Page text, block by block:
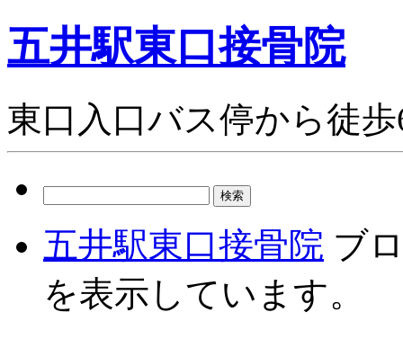
五井駅東口接骨院
東口入口バス停から徒
五井駅東口接骨院 ブ
を表示しています。